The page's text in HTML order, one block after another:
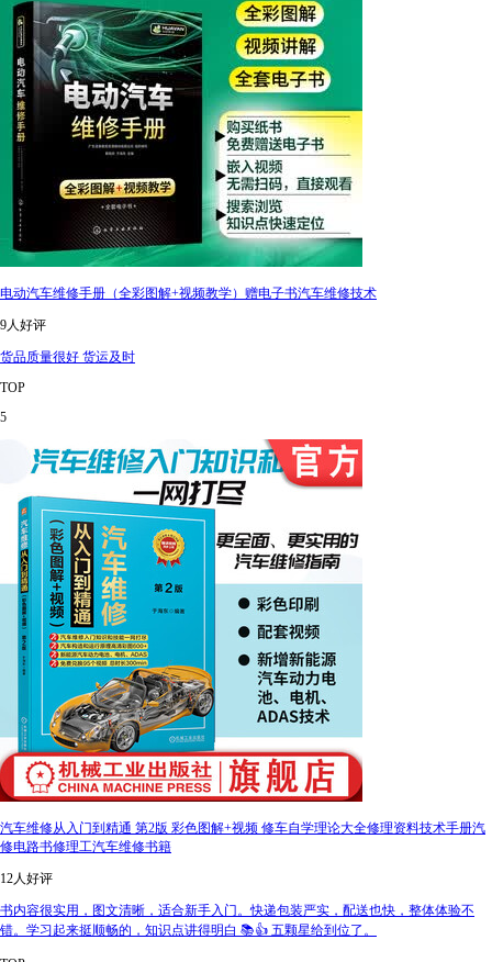
电动汽车维修手册（全彩图解+视频教学）赠电子书汽车维修技术
9人好评
货品质量很好 货运及时
TOP
5
汽车维修从入门到精通 第2版 彩色图解+视频 修车自学理论大全修理资料技术手册汽
修电路书修理工汽车维修书籍
12人好评
书内容很实用，图文清晰，适合新手入门。快递包装严实，配送也快，整体体验不
错。学习起来挺顺畅的，知识点讲得明白 📚👍 五颗星给到位了。